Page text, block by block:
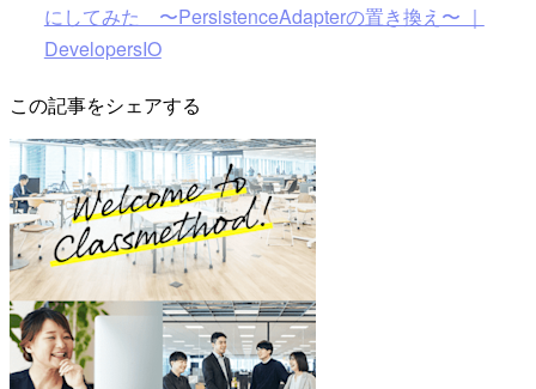
にしてみた 〜PersistenceAdapterの置き換え〜 ｜
DevelopersIO
この記事をシェアする